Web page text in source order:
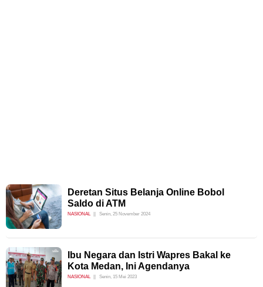
Deretan Situs Belanja Online Bobol
Saldo di ATM
NASIONAL Senin, 25 November 2024
Ibu Negara dan Istri Wapres Bakal ke
Kota Medan, Ini Agendanya
NASIONAL Senin, 15 Mei 2023